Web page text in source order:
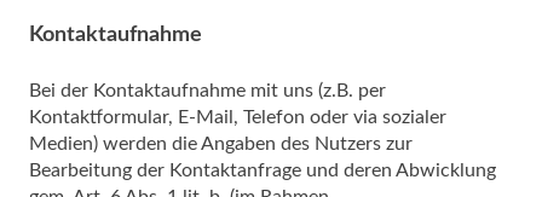
Kontaktaufnahme
Bei der Kontaktaufnahme mit uns (z.B. per
Kontaktformular, E-Mail, Telefon oder via sozialer
Medien) werden die Angaben des Nutzers zur
Bearbeitung der Kontaktanfrage und deren Abwicklung